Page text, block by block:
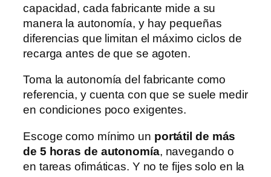
capacidad, cada fabricante mide a su
manera la autonomía, y hay pequeñas
diferencias que limitan el máximo ciclos de
recarga antes de que se agoten.
Toma la autonomía del fabricante como
referencia, y cuenta con que se suele medir
en condiciones poco exigentes.
Escoge como mínimo un portátil de más
de 5 horas de autonomía, navegando o
en tareas ofimáticas. Y no te fijes solo en la